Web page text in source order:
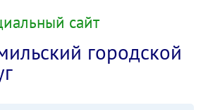
сайт
городской